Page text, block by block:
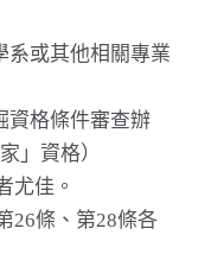
系或其他相關專業
資格條件審查辦
」資格）
尤佳。
26條、第28條各